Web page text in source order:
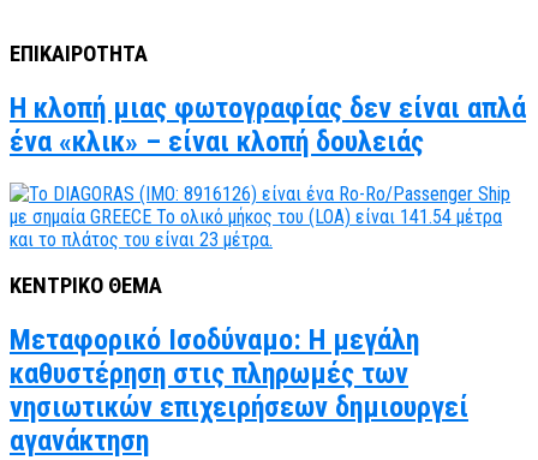
ΕΠΙΚΑΙΡΟΤΗΤΑ
Η κλοπή μιας φωτογραφίας δεν είναι απλά
ένα «κλικ» – είναι κλοπή δουλειάς
ΚΕΝΤΡΙΚΟ ΘΕΜΑ
Μεταφορικό Ισοδύναμο: Η μεγάλη
καθυστέρηση στις πληρωμές των
νησιωτικών επιχειρήσεων δημιουργεί
αγανάκτηση